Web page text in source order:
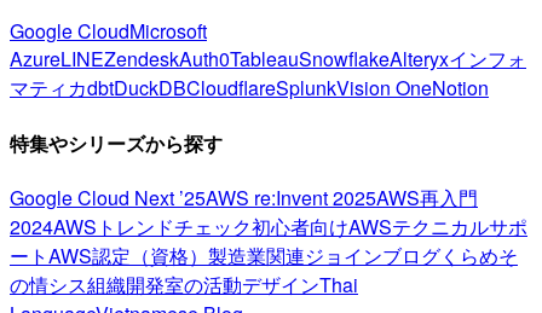
Google CloudMicrosoft
AzureLINEZendeskAuth0TableauSnowflakeAlteryxインフォ
マティカdbtDuckDBCloudflareSplunkVision OneNotion
特集やシリーズから探す
Google Cloud Next ’25AWS re:Invent 2025AWS再入門
2024AWSトレンドチェック初心者向けAWSテクニカルサポ
ートAWS認定（資格） 製造業関連ジョインブログくらめそ
の情シス組織開発室の活動デザインThai